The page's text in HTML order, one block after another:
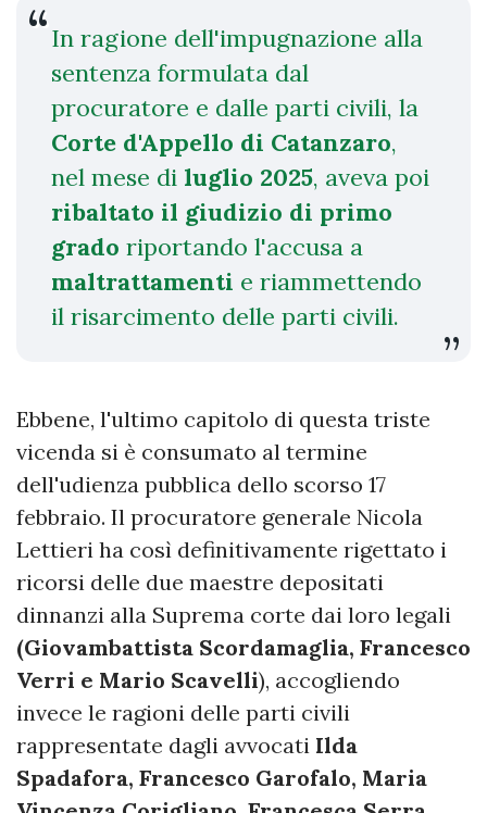
In ragione dell'impugnazione alla
sentenza formulata dal
procuratore e dalle parti civili, la
Corte d'Appello di Catanzaro,
nel mese di luglio 2025, aveva poi
ribaltato il giudizio di primo
grado riportando l'accusa a
maltrattamenti e riammettendo
il risarcimento delle parti civili.
Ebbene, l'ultimo capitolo di questa triste
vicenda si è consumato al termine
dell'udienza pubblica dello scorso 17
febbraio. Il procuratore generale Nicola
Lettieri ha così definitivamente rigettato i
ricorsi delle due maestre depositati
dinnanzi alla Suprema corte dai loro legali
(Giovambattista Scordamaglia, Francesco
Verri e Mario Scavelli), accogliendo
invece le ragioni delle parti civili
rappresentate dagli avvocati Ilda
Spadafora, Francesco Garofalo, Maria